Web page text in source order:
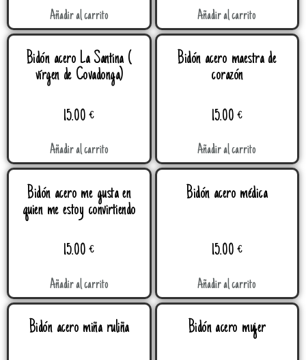
Añadir al carrito Añadir al carrito
Bidón acero La Santina (
vírgen de Covadonga)
15.00€
Añadir al carrito
Bidón acero maestra de
corazón
15.00 €
Añadir al carrito
Bidón acero me gusta en
quien me estoy convirtiendo
15.00€
Añadir al carrito
Bidón acero médica
15.00 €
Añadir al carrito
Bidón acero miña ruliña Bidón acero mujer